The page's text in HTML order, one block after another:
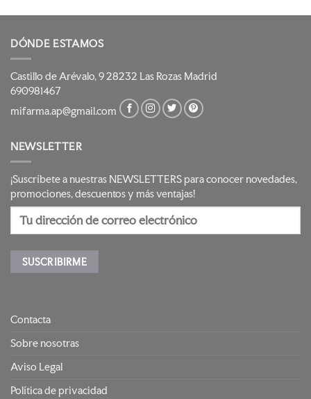
DÓNDE ESTAMOS
Castillo de Arévalo, 9 28232 Las Rozas Madrid
690981467
mifarma.ap@gmail.com
NEWSLETTER
¡Suscríbete a nuestras NEWSLETTERS para conocer novedades,
promociones, descuentos y más ventajas!
Contacta
Sobre nosotras
Aviso Legal
Política de privacidad